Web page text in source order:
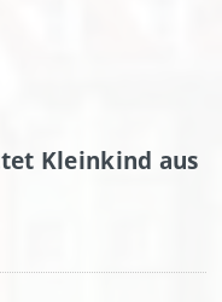
Kleinkind aus